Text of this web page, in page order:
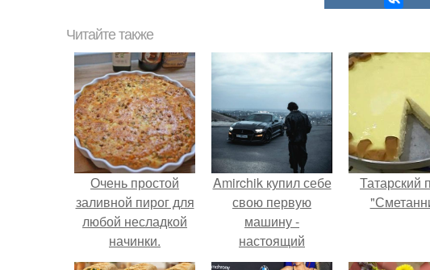
Читайте также
Очень простой
заливной пирог для
любой несладкой
начинки.
Amirchik купил себе
свою первую
машину -
настоящий
автомобиль мечты
Татарский